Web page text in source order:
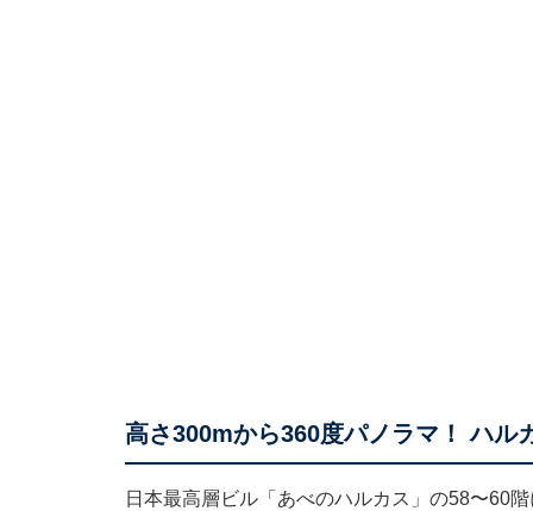
高さ300mから360度パノラマ！ ハル
日本最高層ビル「あべのハルカス」の58〜60